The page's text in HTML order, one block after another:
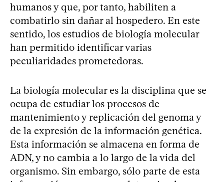
humanos y que, por tanto, habiliten a
combatirlo sin dañar al hospedero. En este
sentido, los estudios de biología molecular
han permitido identificar varias
peculiaridades prometedoras.
La biología molecular es la disciplina que se
ocupa de estudiar los procesos de
mantenimiento y replicación del genoma y
de la expresión de la información genética.
Esta información se almacena en forma de
ADN, y no cambia a lo largo de la vida del
organismo. Sin embargo, sólo parte de esta